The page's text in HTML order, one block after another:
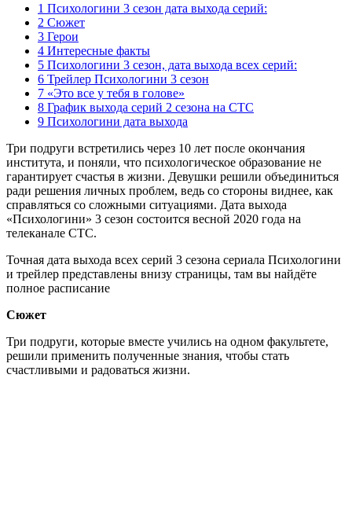
1 Психологини 3 сезон дата выхода серий:
2 Сюжет
3 Герои
4 Интересные факты
5 Психологини 3 сезон, дата выхода всех серий:
6 Трейлер Психологини 3 сезон
7 «Это все у тебя в голове»
8 График выхода серий 2 сезона на СТС
9 Психологини дата выхода
Три подруги встретились через 10 лет после окончания
института, и поняли, что психологическое образование не
гарантирует счастья в жизни. Девушки решили объединиться
ради решения личных проблем, ведь со стороны виднее, как
справляться со сложными ситуациями. Дата выхода
«Психологини» 3 сезон состоится весной 2020 года на
телеканале СТС.
Точная дата выхода всех серий 3 сезона сериала Психологини
и трейлер представлены внизу страницы, там вы найдёте
полное расписание
Сюжет
Три подруги, которые вместе учились на одном факультете,
решили применить полученные знания, чтобы стать
счастливыми и радоваться жизни.